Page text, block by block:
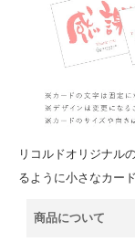
リコルドオリジナル
るように小さなカー
商品について